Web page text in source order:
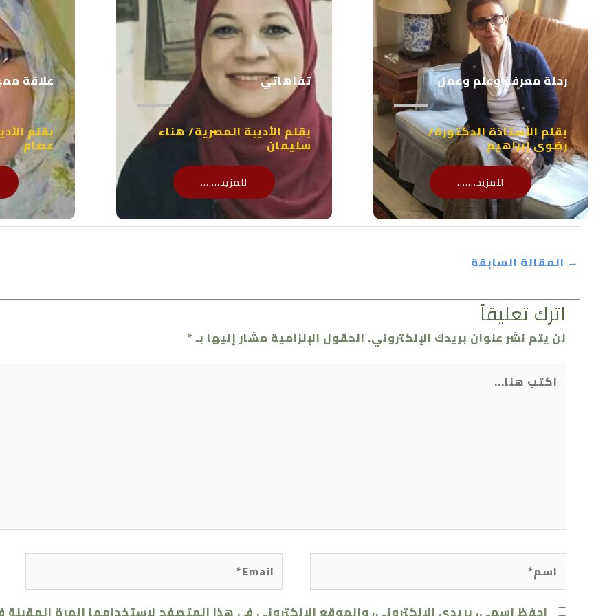
رحلة معرفة وعلم وعمل
بقلم الأستاذة الدكتورة/
رضوى إبراهيم
للمزيد.......
تفاهاتي
بقلم الأديبة المصرية/ هناء
سليمان
للمزيد.......
علاقة
بقلم
عصام
→ المقالة السابقة
اترك تعليقاً
لن يتم نشر عنوان بريدك الإلكتروني. الحقول الإلزامية مشار إليها بـ*
اكتب
هنا...
احفظ اسمي، بريدي الإلكتروني، والموقع الإلكتروني في هذا المتصفح لاستخدامها المرة